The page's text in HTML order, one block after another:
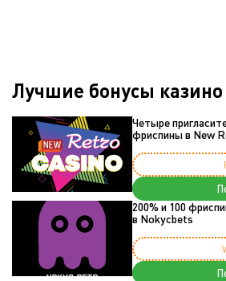
Лучшие бонусы казино
Четыре
фриспины в New
200% и 100
в Nokycbets